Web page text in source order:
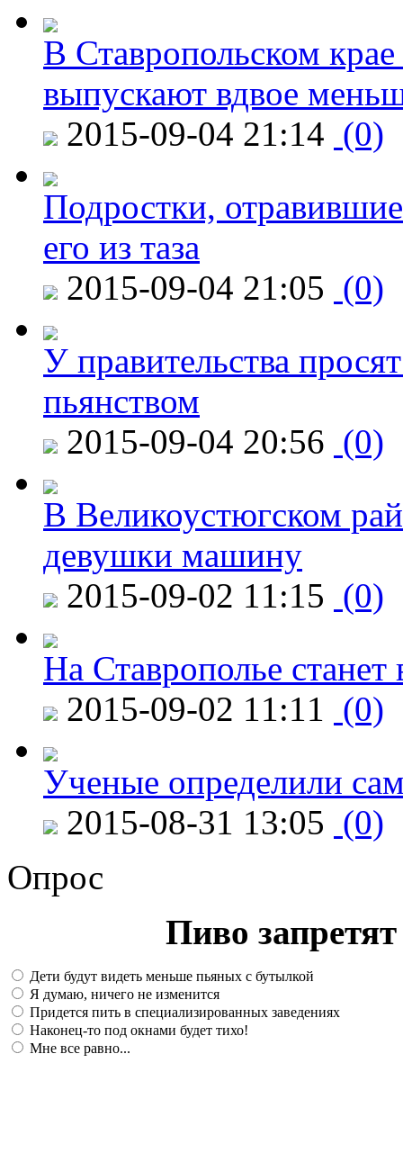
В Ставропольском
выпускают вдвое
2015-09-04 21:14 (0)
Подростки,
его из таза
2015-09-04 21:05 (0)
У правительства
пьянством
2015-09-04 20:56 (0)
В Великоустюгском
девушки машину
2015-09-02 11:15 (0)
На Ставрополье
2015-09-02 11:11 (0)
Ученые определили
2015-08-31 13:05 (0)
Опрос
Пиво
Дети будут видеть меньше пьяных с бутылкой
Я думаю, ничего не изменится
Придется пить в специализированных заведениях
Наконец-то под окнами будет тихо!
Мне все равно...